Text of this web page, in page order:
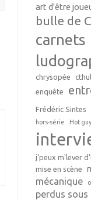
art d'être
bulle de
carnets
chrysopée
enquête
Frédéric Sintes
hors-série Hot
j'peux m'lever
mise en scène
mécanique
perdus sous